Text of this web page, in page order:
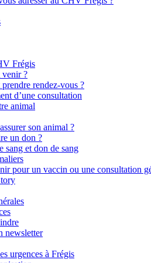
Frégis
venir ?
rendez-vous ?
d’une consultation
animal
son animal ?
un don ?
sang et don de sang
pour un vaccin ou une consultation
newsletter
urgences à Frégis